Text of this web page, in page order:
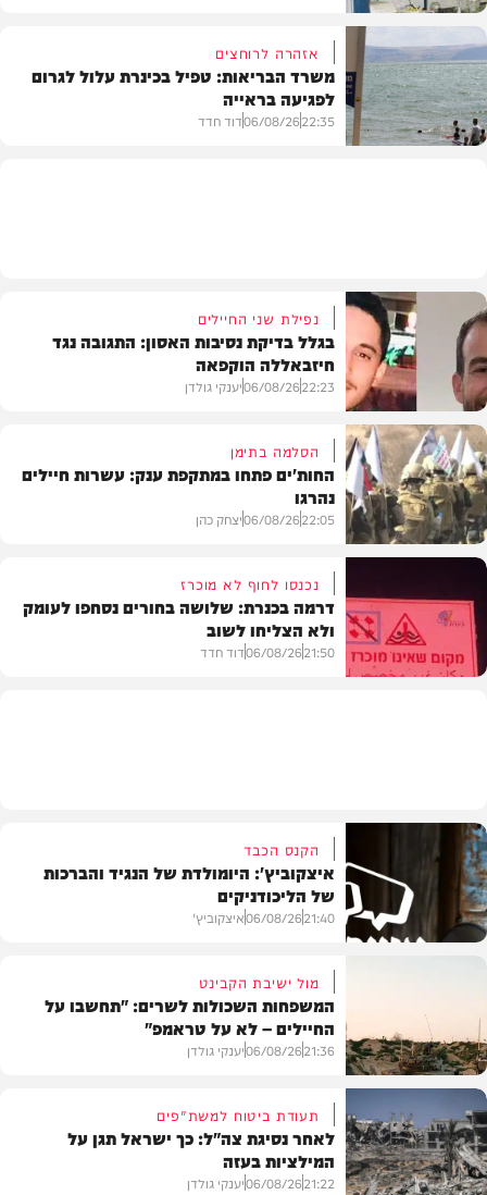
בריאות
אזהרה לרוחצים
משרד הבריאות: טפיל בכינרת עלול לגרום
לפגיעה בראייה
22:35
06/08/26דוד חדד
צבא וביטחון
נפילת שני החיילים
בגלל בדיקת נסיבות האסון: התגובה נגד
חיזבאללה הוקפאה
22:23
06/08/26יענקי גולדן
בעולם
הסלמה בתימן
החות'ים פתחו במתקפת ענק: עשרות חיילים
נהרגו
22:05
06/08/26יצחק כהן
נכנסו לחוף לא מוכרז
דרמה בכנרת: שלושה בחורים נסחפו לעומק
ולא הצליחו לשוב
21:50
06/08/26דוד חדד
חדשות
הקנס הכבד
איצקוביץ': היומולדת של הנגיד והברכות
של הליכודניקים
21:40
06/08/26איצקוביץ'
צבא וביטחון
מול ישיבת הקבינט
המשפחות השכולות לשרים: "תחשבו על
החיילים – לא על טראמפ"
21:36
06/08/26יענקי גולדן
תעודת ביטוח למשת"פים
לאחר נסיגת צה"ל: כך ישראל תגן על
המילציות בעזה
21:22
06/08/26יענקי גולדן